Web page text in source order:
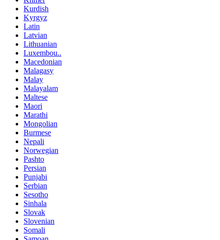
Kurdish
Kyrgyz
Latin
Latvian
Lithuanian
Luxembou..
Macedonian
Malagasy
Malay
Malayalam
Maltese
Maori
Marathi
Mongolian
Burmese
Nepali
Norwegian
Pashto
Persian
Punjabi
Serbian
Sesotho
Sinhala
Slovak
Slovenian
Somali